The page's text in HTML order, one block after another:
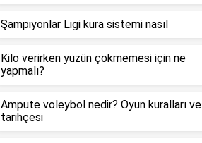
Şampiyonlar Ligi kura sistemi nasıl
Kilo verirken yüzün çokmemesi için ne
yapmalı?
Ampute voleybol nedir? Oyun kuralları ve
tarihçesi